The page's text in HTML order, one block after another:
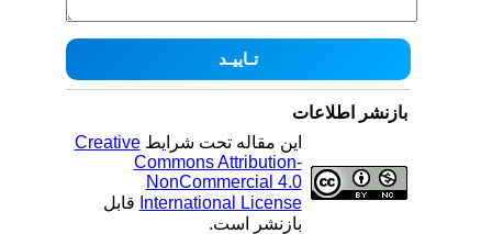
بازنشر اطلاعات
این مقاله تحت شرایطCreative
Commons Attribution-
NonCommercial 4.0
International Licenseقابل
بازنشر است.